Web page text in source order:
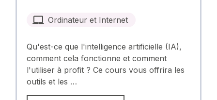
Ordinateur et Internet
Qu'est-ce que l'intelligence artificielle (IA),
comment cela fonctionne et comment
l'utiliser à profit ? Ce cours vous offrira les
outils et les …